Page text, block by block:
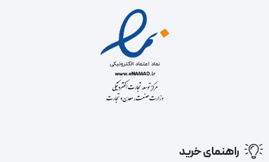
راهنمای خرید